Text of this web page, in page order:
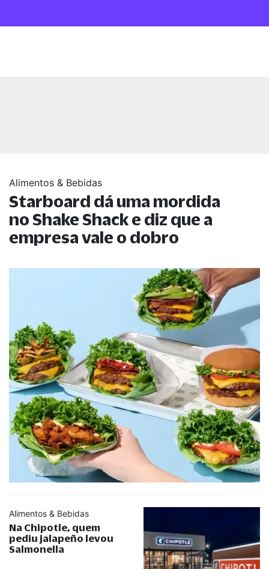
Alimentos & Bebidas
Starboard dá uma mordida
no Shake Shack e diz que a
empresa vale o dobro
Alimentos & Bebidas
Na Chipotle, quem
pediu jalapeño levou
Salmonella